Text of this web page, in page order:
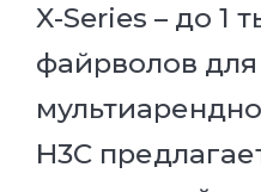
X-Series – до 1
файрволов для
H3C